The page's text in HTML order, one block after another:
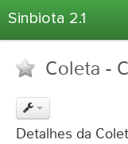
Sinbiota 2.1
Informações
Coletas
Coleta -
Detalhes da